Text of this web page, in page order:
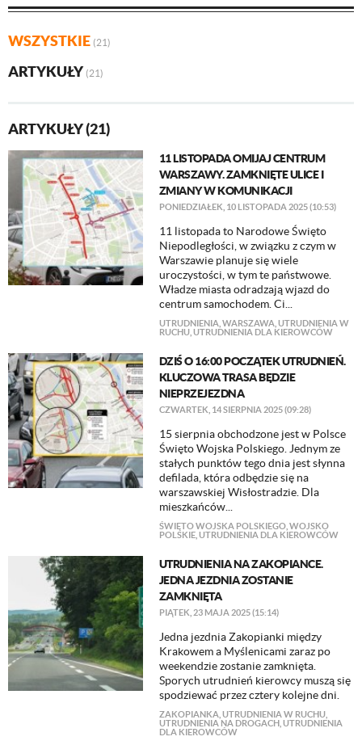
WSZYSTKIE (21)
ARTYKUŁY (21)
ARTYKUŁY (21)
11 LISTOPADA OMIJAJ CENTRUM
WARSZAWY. ZAMKNIĘTE ULICE I
ZMIANY W KOMUNIKACJI
PONIEDZIAŁEK, 10 LISTOPADA 2025 (10:53)
11 listopada to Narodowe Święto
Niepodległości, w związku z czym w
Warszawie planuje się wiele
uroczystości, w tym te państwowe.
Władze miasta odradzają wjazd do
centrum samochodem. Ci...
UTRUDNIENIA WARSZAWA UTRUDNIENIA W
RUCHU, UTRUDNIENIA DLA KIEROWCÓW
DZIŚ O 16:00 POCZĄTEK UTRUDNIEŃ.
KLUCZOWA TRASA BĘDZIE
NIEPRZEJEZDNA
CZWARTEK, 14 SIERPNIA 2025 (09:28)
15 sierpnia obchodzone jest w Polsce
Święto Wojska Polskiego. Jednym ze
stałych punktów tego dnia jest słynna
defilada, która odbędzie się na
warszawskiej Wisłostradzie. Dla
mieszkańców...
ŚWIĘTO WOJSKA POLSKIEGO, WOJSKO
POLSKIE, UTRUDNIENIA DLA KIEROWCÓW
UTRUDNIENIA NA ZAKOPIANCE.
JEDNA JEZDNIA ZOSTANIE
ZAMKNIĘTA
PIĄTEK, 23 MAJA 2025 (15:14)
Jedna jezdnia Zakopianki między
Krakowem a Myślenicami zaraz po
weekendzie zostanie zamknięta.
Sporych utrudnień kierowcy muszą się
spodziewać przez cztery kolejne dni.
ZAKOPIANKA UTRUDNIENIA W RUCHU,
UTRUDNIENIA NA DROGACH, UTRUDNIENIA
DLA KIEROWCÓW